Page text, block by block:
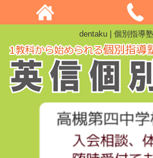
dentaku | 個別指導